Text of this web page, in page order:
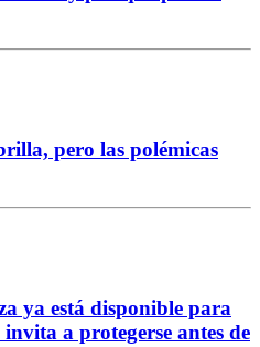
pero las polémicas
ya está disponible para
a protegerse antes de